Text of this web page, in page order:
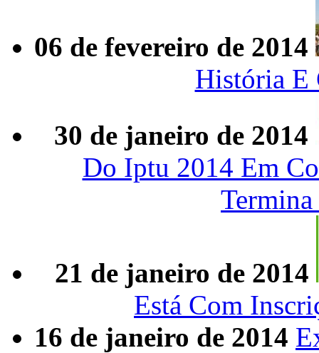
06 de fevereiro de 2014
História E
30 de janeiro de 2014
Do Iptu 2014 Em
21 de janeiro de 2014
Está Com
16 de janeiro de 2014